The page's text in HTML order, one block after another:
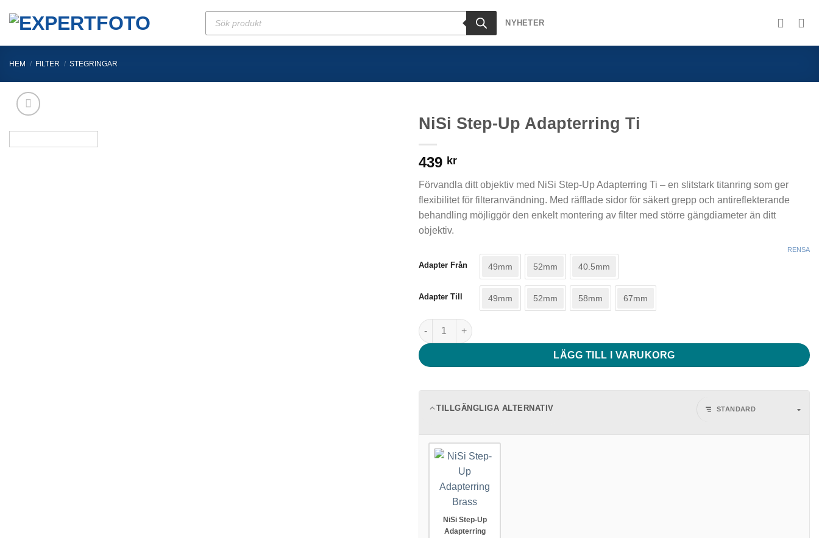
Produktsökning
NYHETER
HEM / FILTER / STEGRINGAR
NiSi Step-Up Adapterring Ti
439 kr
Förvandla ditt objektiv med NiSi Step-Up Adapterring Ti – en slitstark titanring som ger
flexibilitet för filteranvändning. Med räfflade sidor för säkert grepp och antireflekterande
behandling möjliggör den enkelt montering av filter med större gängdiameter än ditt
objektiv.
Adapter Från 49mm 52mm 40.5mm
Adapter Till 49mm 52mm 58mm 67mm
RENSA
NiSi Step-Up Adapterring Ti mängd
LÄGG TILL I VARUKORG
TILLGÄNGLIGA ALTERNATIV
NiSi Step-Up
Adapterring